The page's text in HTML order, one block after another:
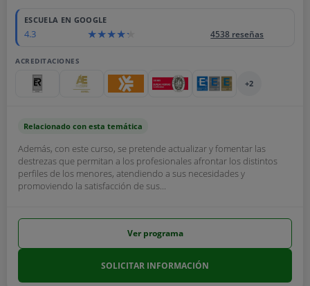
ESCUELA EN GOOGLE
4.3 4538 reseñas
ACREDITACIONES
+2
Relacionado con esta temática
Además, con este curso, se pretende actualizar y fomentar las
destrezas que permitan a los profesionales afrontar los distintos
perfiles de los menores, atendiendo a sus necesidades y
promoviendo la satisfacción de sus...
Ver programa
SOLICITAR INFORMACIÓN